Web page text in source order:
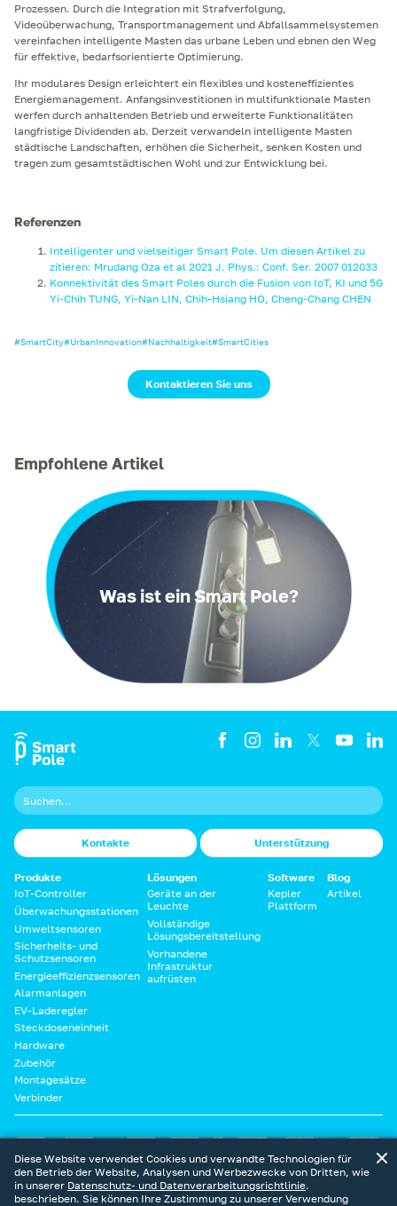
Diese Website verwendet Cookies und verwandte Technologien für
den Betrieb der Website, Analysen und Werbezwecke von Dritten, wie
in unserer Datenschutz- und Datenverarbeitungsrichtlinie.
beschrieben. Sie können Ihre Zustimmung zu unserer Verwendung
Prozessen. Durch die Integration mit Strafverfolgung,
Videoüberwachung, Transportmanagement und Abfallsammelsystemen
vereinfachen intelligente Masten das urbane Leben und ebnen den Weg
für effektive, bedarfsorientierte Optimierung.
Ihr modulares Design erleichtert ein flexibles und kosteneffizientes
Energiemanagement. Anfangsinvestitionen in multifunktionale Masten
werfen durch anhaltenden Betrieb und erweiterte Funktionalitäten
langfristige Dividenden ab. Derzeit verwandeln intelligente Masten
städtische Landschaften, erhöhen die Sicherheit, senken Kosten und
tragen zum gesamtstädtischen Wohl und zur Entwicklung bei.
Referenzen
Intelligenter und vielseitiger Smart Pole. Um diesen Artikel zu
zitieren: Mrudang Oza et al 2021 J. Phys.: Conf. Ser. 2007 012033
Konnektivität des Smart Poles durch die Fusion von IoT, KI und 5G
Yi-Chih TUNG, Yi-Nan LIN, Chih-Hsiang HO, Cheng-Chang CHEN
#SmartCity#UrbanInnovation#Nachhaltigkeit#SmartCities
Kontaktieren Sie uns
Empfohlene Artikel
Was ist ein Smart Pole?
Kontakte Unterstützung
Produkte
IoT-Controller
Überwachungsstationen
Umweltsensoren
Sicherheits- und
Schutzsensoren
Energieeffizienzsensoren
Alarmanlagen
EV-Laderegler
Steckdoseneinheit
Hardware
Zubehör
Montagesätze
Verbinder
Lösungen
Geräte an der
Leuchte
Vollständige
Lösungsbereitstellung
Vorhandene
Infrastruktur
aufrüsten
Software
Kepler
Plattform
Blog
Artikel